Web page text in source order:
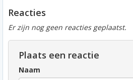
Reacties
Er zijn nog geen reacties geplaatst.
Plaats een reactie
Naam